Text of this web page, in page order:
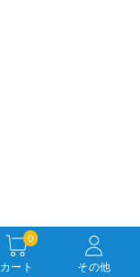
カート
0
その他